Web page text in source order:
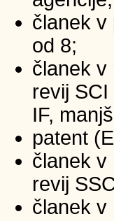
članek v
od 8;
članek v
revij
IF,
patent
članek v
revij
članek v